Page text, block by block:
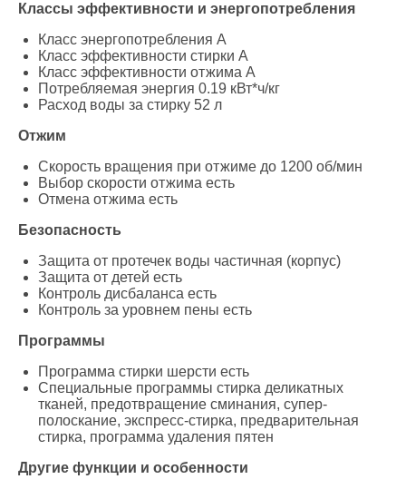
Классы эффективности и энергопотребления
Класс энергопотребления A
Класс эффективности стирки A
Класс эффективности отжима A
Потребляемая энергия 0.19 кВт*ч/кг
Расход воды за стирку 52 л
Отжим
Скорость вращения при отжиме до 1200 об/мин
Выбор скорости отжима есть
Отмена отжима есть
Безопасность
Защита от протечек воды частичная (корпус)
Защита от детей есть
Контроль дисбаланса есть
Контроль за уровнем пены есть
Программы
Программа стирки шерсти есть
Специальные программы стирка деликатных
тканей, предотвращение сминания, супер-
полоскание, экспресс-стирка, предварительная
стирка, программа удаления пятен
Другие функции и особенности